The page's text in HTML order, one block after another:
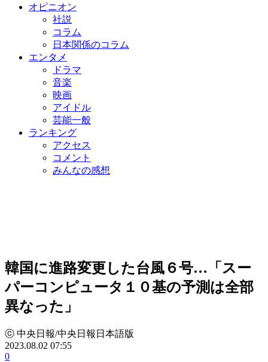
オピニオン
社説
コラム
日本関係のコラム
エンタメ
ドラマ
音楽
映画
アイドル
芸能一般
ランキング
アクセス
コメント
みんなの感想
韓国に進路変更した台風６号…「スー
パーコンピュータ１０基の予測は全部
異なった」
ⓒ 中央日報/中央日報日本語版
2023.08.02 07:55
0